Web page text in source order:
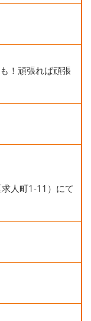
！頑張れば頑張
人町1-11）にて